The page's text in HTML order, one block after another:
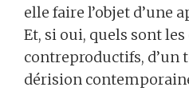
elle faire l’objet d’une
Et, si oui, quels sont
contreproductifs, d’un
dérision